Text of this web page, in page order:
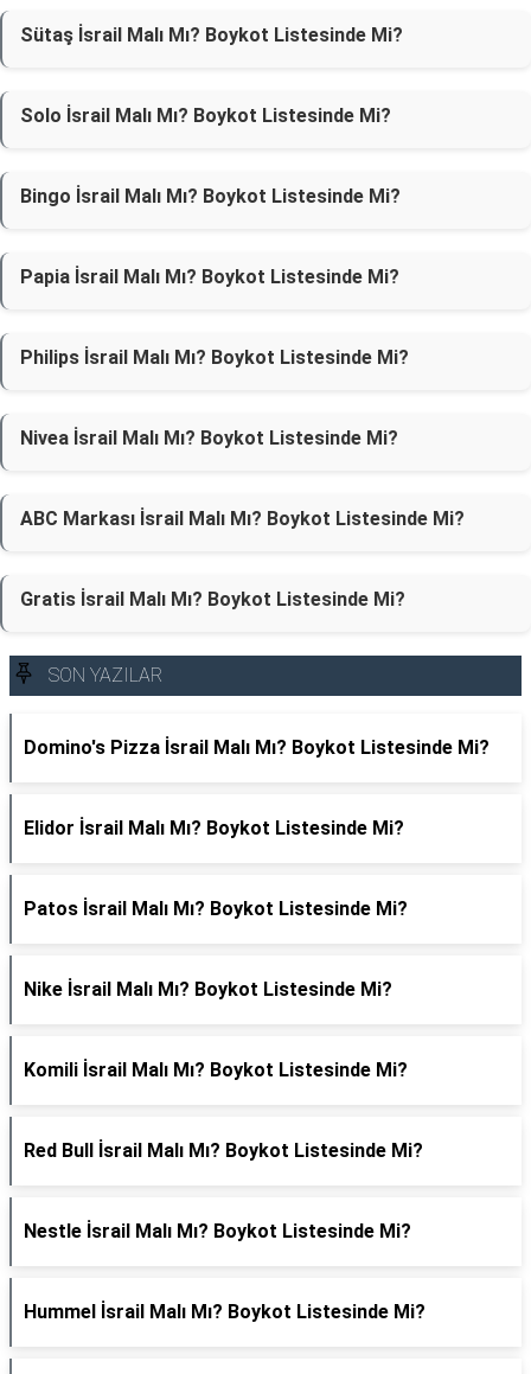
Sütaş İsrail Malı Mı? Boykot Listesinde Mi?
Solo İsrail Malı Mı? Boykot Listesinde Mi?
Bingo İsrail Malı Mı? Boykot Listesinde Mi?
Papia İsrail Malı Mı? Boykot Listesinde Mi?
Philips İsrail Malı Mı? Boykot Listesinde Mi?
Nivea İsrail Malı Mı? Boykot Listesinde Mi?
ABC Markası İsrail Malı Mı? Boykot Listesinde Mi?
Gratis İsrail Malı Mı? Boykot Listesinde Mi?
SON YAZILAR
Domino's Pizza İsrail Malı Mı? Boykot Listesinde Mi?
Elidor İsrail Malı Mı? Boykot Listesinde Mi?
Patos İsrail Malı Mı? Boykot Listesinde Mi?
Nike İsrail Malı Mı? Boykot Listesinde Mi?
Komili İsrail Malı Mı? Boykot Listesinde Mi?
Red Bull İsrail Malı Mı? Boykot Listesinde Mi?
Nestle İsrail Malı Mı? Boykot Listesinde Mi?
Hummel İsrail Malı Mı? Boykot Listesinde Mi?